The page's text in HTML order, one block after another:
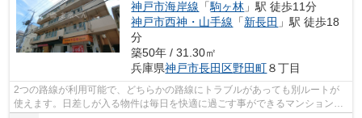
神戸市海岸線 「駒ヶ林 」駅 徒歩11分
神戸市西神・山手線 「新長田 」駅 徒歩18
分
築50年 / 31.30㎡
兵庫県神戸市長田区野田町８丁目
2つの路線が利用可能で、どちらかの路線にトラブルがあっても別ルートが
使えます。日差しが入る物件は毎日を快適に過ごす事ができるマンションで